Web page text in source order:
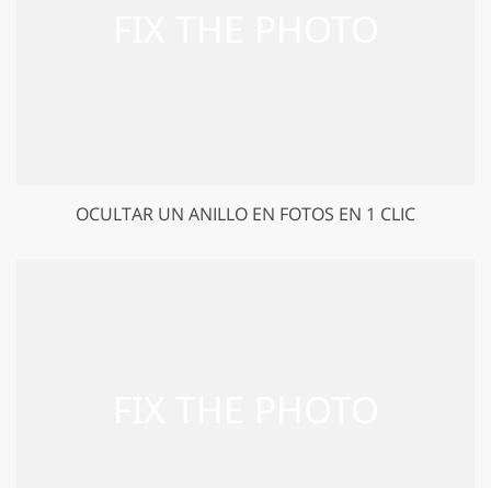
OCULTAR UN ANILLO EN FOTOS EN 1 CLIC